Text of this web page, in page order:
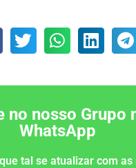
no nosso Grupo
WhatsApp
tal se atualizar com as